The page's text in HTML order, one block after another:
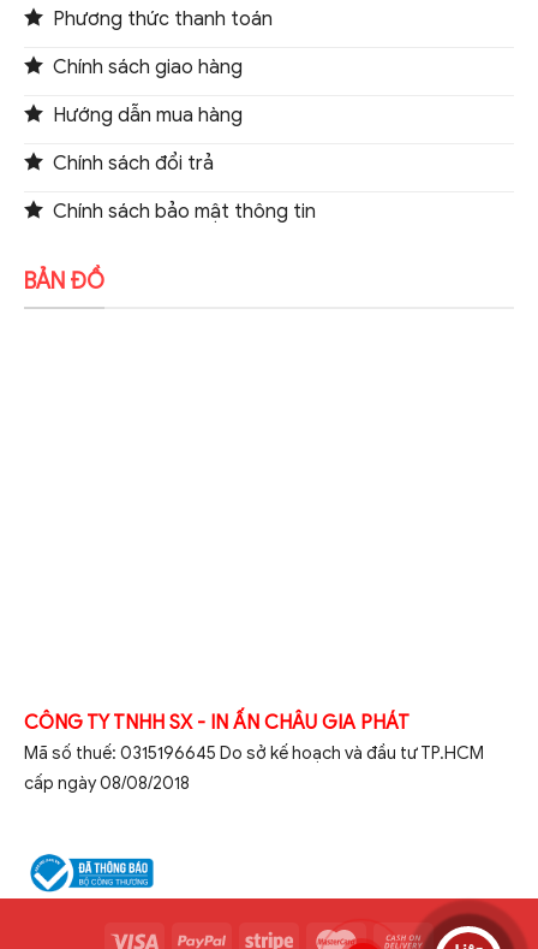
Phương thức thanh toán
Chính sách giao hàng
Hướng dẫn mua hàng
Chính sách đổi trả
Chính sách bảo mật thông tin
BẢN ĐỒ
CÔNG TY TNHH SX - IN ẤN CHÂU GIA PHÁT
Mã số thuế: 0315196645 Do sở kế hoạch và đầu tư TP.HCM
cấp ngày 08/08/2018